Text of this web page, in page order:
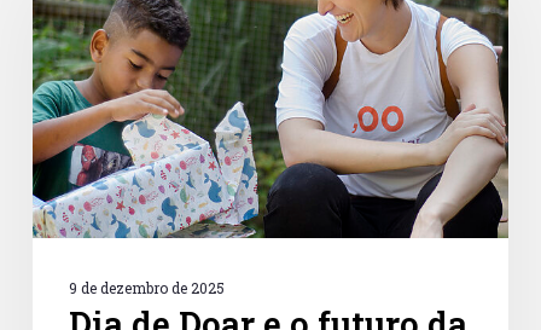
e
o
futuro
da
filantropia
no
consumo
digital
9 de dezembro de 2025